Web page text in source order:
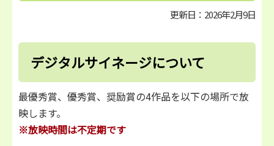
更新日：2026年2月9日
デジタルサイネージについて
最優秀賞、優秀賞、奨励賞の4作品を以下の場所で放
映します。
※放映時間は不定期です